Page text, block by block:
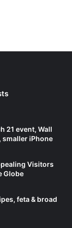
21 event, Wall
smaller iPhone
Visitors
Globe
feta & broad